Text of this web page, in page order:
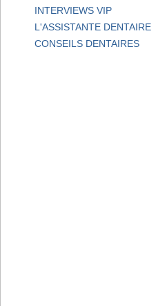
INTERVIEWS VIP
L'ASSISTANTE DENTAIRE
CONSEILS DENTAIRES